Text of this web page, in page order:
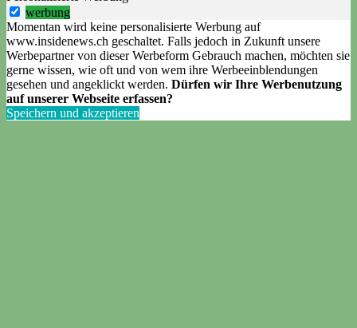
werbung
Momentan wird keine personalisierte Werbung auf
www.insidenews.ch geschaltet. Falls jedoch in Zukunft unsere
Werbepartner von dieser Werbeform Gebrauch machen, möchten sie
gerne wissen, wie oft und von wem ihre Werbeeinblendungen
gesehen und angeklickt werden. Dürfen wir Ihre Werbenutzung
auf unserer Webseite erfassen?
Speichern und akzeptieren